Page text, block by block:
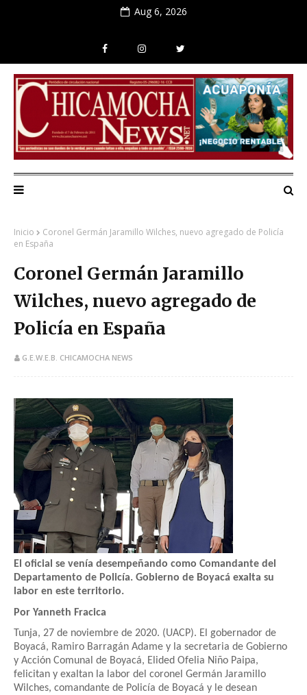
Aug 6, 2026
Inicio
Coronel Germán Jaramillo Wilches, nuevo agregado de Policía
en España
Coronel Germán Jaramillo
Wilches, nuevo agregado de
Policía en España
G.E.W.E.B. CHICAMOCHA NEWS
El oficial se venía desempeñando como Comandante del
Departamento de Policía. Gobierno de Boyacá exalta su
labor en este territorio.
Por Yanneth Fracica
Tunja, 27 de noviembre de 2020. (UACP). El gobernador de
Boyacá, Ramiro Barragán Adame y la secretaria de Gobierno
y Acción Comunal de Boyacá, Elided Ofelia Niño Paipa,
felicitan y exaltan la labor del coronel Germán Jaramillo
Wilches, comandante de Policía de Boyacá y le desean